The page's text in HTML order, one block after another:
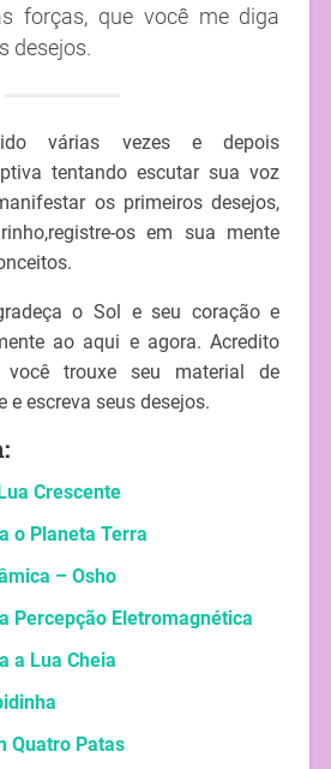
forças, que você me diga
desejos.
várias vezes e depois
tentando escutar sua voz
os primeiros desejos,
os em sua mente
o Sol e seu coração e
ao aqui e agora. Acredito
você trouxe seu material de
e escreva seus desejos.
Crescente
o Planeta Terra
– Osho
Percepção Eletromagnética
a Lua Cheia
Quatro Patas